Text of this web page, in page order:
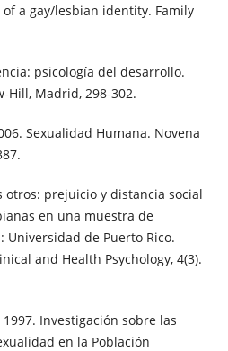
a gay/lesbian identity. Family
psicología del desarrollo.
Hill, Madrid, 298-302.
Sexualidad Humana. Novena
otros: prejuicio y distancia social
en una muestra de
de Puerto Rico.
and Health Psychology, 4(3).
1997. Investigación sobre las
en la Población